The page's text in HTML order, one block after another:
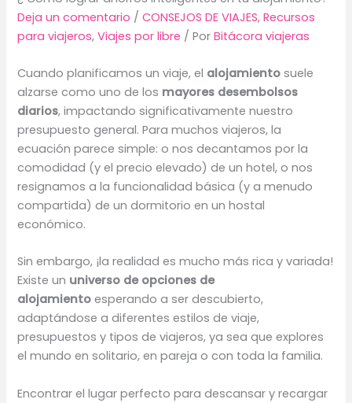
Deja un comentario /CONSEJOS DE VIAJES,Recursos
para viajeros,Viajes por libre / PorBitácora viajeras
Cuando planificamos un viaje, el alojamiento suele
alzarse como uno de los mayores desembolsos
diarios, impactando significativamente nuestro
presupuesto general. Para muchos viajeros, la
ecuación parece simple: o nos decantamos por la
comodidad (y el precio elevado) de un hotel, o nos
resignamos a la funcionalidad básica (y a menudo
compartida) de un dormitorio en un hostal
económico.
Sin embargo, ¡la realidad es mucho más rica y variada!
Existe un universo de opciones de
alojamiento esperando a ser descubierto,
adaptándose a diferentes estilos de viaje,
presupuestos y tipos de viajeros, ya sea que explores
el mundo en solitario, en pareja o con toda la familia.
Encontrar el lugar perfecto para descansar y recargar